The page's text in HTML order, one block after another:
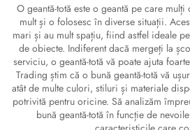
O geantă-totă este o geantă pe care
mult și o folosesc în diverse situații.
mari și au mult spațiu, fiind astfel ideale
de obiecte. Indiferent dacă mergeți la
serviciu, o geantă-totă vă poate ajuta
Trading știm că o bună geantă-totă vă
atât de multe culori, stiluri și materiale
potrivită pentru oricine. Să analizăm
bună geantă-totă în funcție de